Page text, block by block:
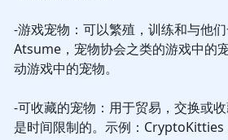
-游戏宠物：可以繁殖，训练和与他
Atsume，宠物协会之类的游戏中的
动游戏中的宠物。
-可收藏的宠物：用于贸易，交换或
是时间限制的。示例：CryptoKitties